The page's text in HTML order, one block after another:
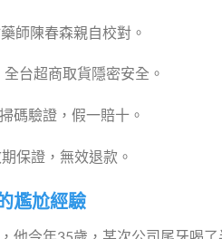
師陳春森親自校對。
台超商取貨隱密安全。
碼驗證，假一賠十。
保證，無效退款。
尷尬經驗